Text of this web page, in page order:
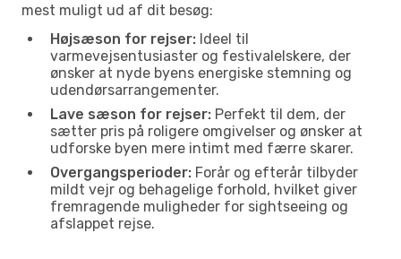
mest muligt ud af dit besøg:
Højsæson for rejser: Ideel til
varmevejsentusiaster og festivalelskere, der
ønsker at nyde byens energiske stemning og
udendørsarrangementer.
Lave sæson for rejser: Perfekt til dem, der
sætter pris på roligere omgivelser og ønsker at
udforske byen mere intimt med færre skarer.
Overgangsperioder: Forår og efterår tilbyder
mildt vejr og behagelige forhold, hvilket giver
fremragende muligheder for sightseeing og
afslappet rejse.